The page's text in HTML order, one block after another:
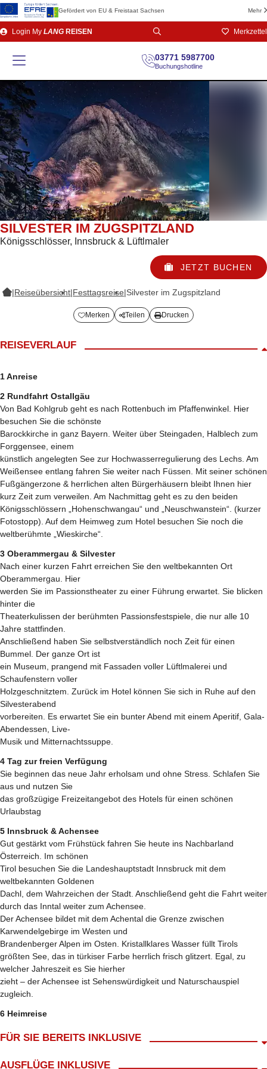
Gefördert von EU & Freistaat Sachsen Mehr
Direkt
zum
Login My LANG REISEN Merkzettel
03771 5987700
Buchungshotline
SILVESTER IM ZUGSPITZLAND
Königsschlösser, Innsbruck & Lüftlmaler
JETZT BUCHEN
|Reiseübersicht|Festtagsreise|Silvester im Zugspitzland
Merken Teilen Drucken
REISEVERLAUF
1 Anreise
2 Rundfahrt Ostallgäu
Von Bad Kohlgrub geht es nach Rottenbuch im Pfaffenwinkel. Hier
besuchen Sie die schönste
Barockkirche in ganz Bayern. Weiter über Steingaden, Halblech zum
Forggensee, einem
künstlich angelegten See zur Hochwasserregulierung des Lechs. Am
Weißensee entlang fahren Sie weiter nach Füssen. Mit seiner schönen
Fußgängerzone & herrlichen alten Bürgerhäusern bleibt Ihnen hier
kurz Zeit zum verweilen. Am Nachmittag geht es zu den beiden
Königsschlössern „Hohenschwangau“ und „Neuschwanstein“. (kurzer
Fotostopp). Auf dem Heimweg zum Hotel besuchen Sie noch die
weltberühmte „Wieskirche“.
3 Oberammergau & Silvester
Nach einer kurzen Fahrt erreichen Sie den weltbekannten Ort
Oberammergau. Hier
werden Sie im Passionstheater zu einer Führung erwartet. Sie blicken
hinter die
Theaterkulissen der berühmten Passionsfestspiele, die nur alle 10
Jahre stattfinden.
Anschließend haben Sie selbstverständlich noch Zeit für einen
Bummel. Der ganze Ort ist
ein Museum, prangend mit Fassaden voller Lüftlmalerei und
Schaufenstern voller
Holzgeschnitztem. Zurück im Hotel können Sie sich in Ruhe auf den
Silvesterabend
vorbereiten. Es erwartet Sie ein bunter Abend mit einem Aperitif, Gala-
Abendessen, Live-
Musik und Mitternachtssuppe.
4 Tag zur freien Verfügung
Sie beginnen das neue Jahr erholsam und ohne Stress. Schlafen Sie
aus und nutzen Sie
das großzügige Freizeitangebot des Hotels für einen schönen
Urlaubstag
5 Innsbruck & Achensee
Gut gestärkt vom Frühstück fahren Sie heute ins Nachbarland
Österreich. Im schönen
Tirol besuchen Sie die Landeshauptstadt Innsbruck mit dem
weltbekannten Goldenen
Dachl, dem Wahrzeichen der Stadt. Anschließend geht die Fahrt weiter
durch das Inntal weiter zum Achensee.
Der Achensee bildet mit dem Achental die Grenze zwischen
Karwendelgebirge im Westen und
Brandenberger Alpen im Osten. Kristallklares Wasser füllt Tirols
größten See, das in türkiser Farbe herrlich frisch glitzert. Egal, zu
welcher Jahreszeit es Sie hierher
zieht – der Achensee ist Sehenswürdigkeit und Naturschauspiel
zugleich.
6 Heimreise
FÜR SIE BEREITS INKLUSIVE
Abholung ab Wohnort gratis!*
AUSFLÜGE INKLUSIVE